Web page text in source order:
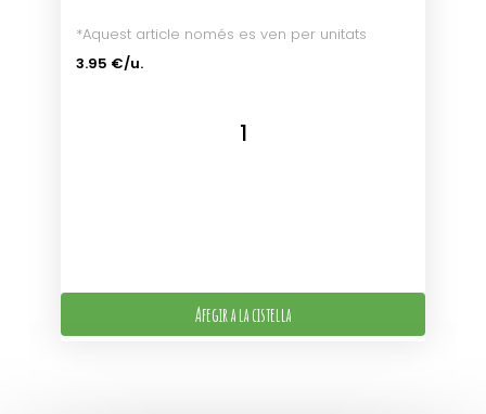
*Aquest article només es ven per unitats
3.95 €/u.
Afegir a la cistella